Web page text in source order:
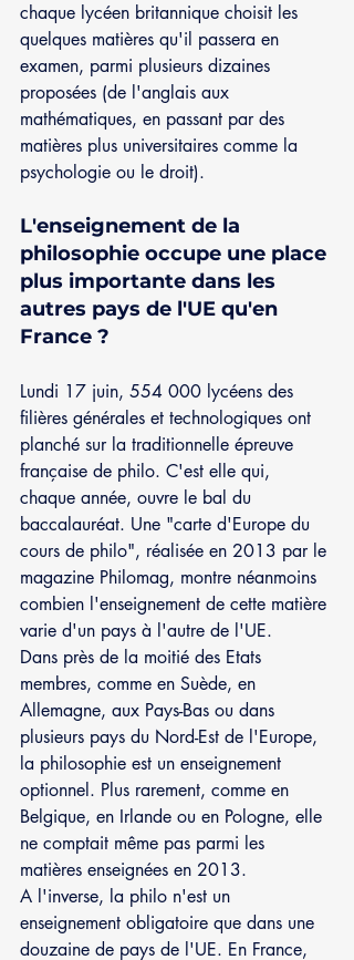
chaque lycéen britannique choisit les
quelques matières qu'il passera en
examen, parmi plusieurs dizaines
proposées (de l'anglais aux
mathématiques, en passant par des
matières plus universitaires comme la
psychologie ou le droit).
L'enseignement de la
philosophie occupe une place
plus importante dans les
autres pays de l'UE qu'en
France ?
Lundi 17 juin, 554 000 lycéens des
filières générales et technologiques ont
planché sur la traditionnelle épreuve
française de philo. C'est elle qui,
chaque année, ouvre le bal du
baccalauréat. Une "carte d'Europe du
cours de philo", réalisée en 2013 par le
magazine Philomag, montre néanmoins
combien l'enseignement de cette matière
varie d'un pays à l'autre de l'UE.
Dans près de la moitié des Etats
membres, comme en Suède, en
Allemagne, aux Pays-Bas ou dans
plusieurs pays du Nord-Est de l'Europe,
la philosophie est un enseignement
optionnel. Plus rarement, comme en
Belgique, en Irlande ou en Pologne, elle
ne comptait même pas parmi les
matières enseignées en 2013.
A l'inverse, la philo n'est un
enseignement obligatoire que dans une
douzaine de pays de l'UE. En France,